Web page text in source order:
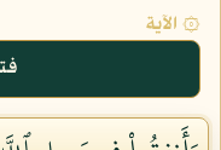
۞ الآية